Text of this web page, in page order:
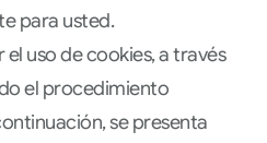
para usted.
uso de cookies, a través
el procedimiento
se presenta